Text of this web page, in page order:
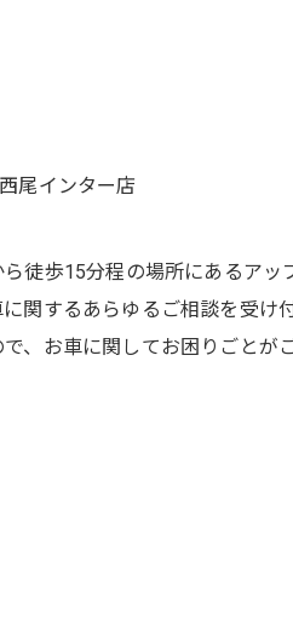
尾インター店
徒歩15分程の場所にあるア
関するあらゆるご相談を受け
、お車に関してお困りごとが